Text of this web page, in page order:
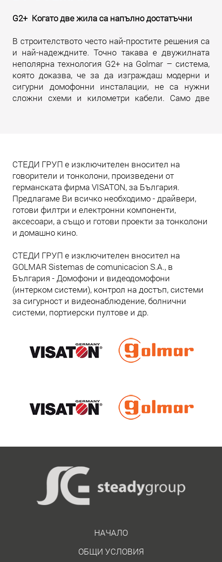
G2+ Когато две жила са напълно достатъчни
В строителството често най-простите решения са
и най-надеждните. Точно такава е двужилната
неполярна технология G2+ на Golmar – система,
която доказва, че за да изграждаш модерни и
сигурни домофонни инсталации, не са нужни
сложни схеми и километри кабели. Само две
СТЕДИ ГРУП е изключителен вносител на
говорители и тонколони, произведени от
германската фирма VISATON, за България.
Предлагаме Ви всичко необходимо - драйвери,
готови филтри и електронни компоненти,
аксесоари, а също и готови проекти за тонколони
и домашно кино.
СТЕДИ ГРУП е изключителен вносител на
GOLMAR Sistemas de comunicacion S.A., в
България - Домофони и видеодомофони
(интерком системи), контрол на достъп, системи
за сигурност и видеонаблюдение, болнични
системи, портиерски пултове и др.
НАЧАЛО
ОБЩИ УСЛОВИЯ